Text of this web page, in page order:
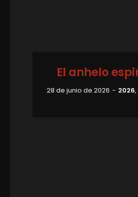
El anhelo
28 de junio de 2026 2026,